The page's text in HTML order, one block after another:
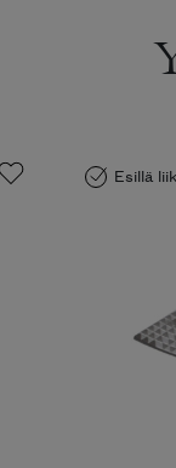
Esillä